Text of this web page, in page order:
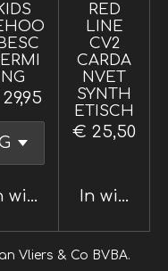
NG
winkelwagen
RED
LINE
CV2
CARDA
NVET
SYNTH
ETISCH
€ 25,50
In
Vliers & Co BVBA.